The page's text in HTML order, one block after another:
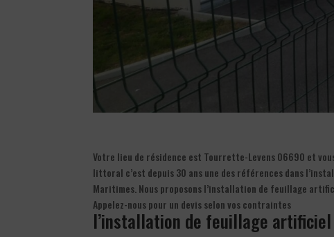
Votre lieu de résidence est Tourrette-Levens 06690 et
littoral c’est depuis 30 ans une des références dans
Maritimes. Nous proposons l’installation de feuillage
Appelez-nous pour un devis selon vos contraintes
l’installation de feuillage